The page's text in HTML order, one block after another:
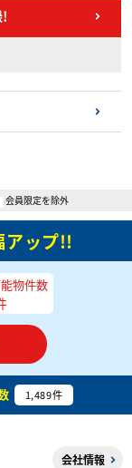
会員限定を除外
アップ!!
物件数
1,489件
会社情報